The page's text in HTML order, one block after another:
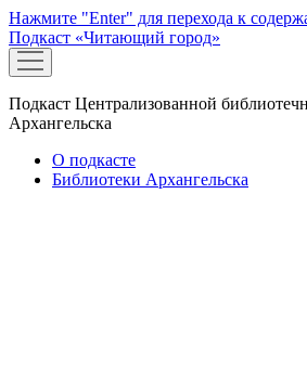
Нажмите "Enter" для перехода к
Подкаст «Читающий город»
открыть
меню
Подкаст Централизованной
Архангельска
О подкасте
Библиотеки Архангельска